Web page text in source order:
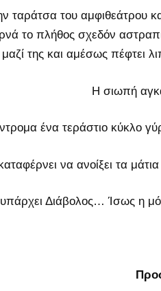
ταράτσα του αμφιθεάτρου
το πλήθος σχεδόν
μαζί της και αμέσως
Η σιωπή
ένα τεράστιο
να ανοίξει τα
Διάβολος… Ίσως η